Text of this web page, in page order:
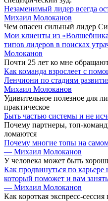
Незаменимый лидер всегда
Михаил Молоканов
Чем опасен сильный лидер
Мои клиенты из
типов лидеров в поисках
Молоканов
Почти 25 лет ко мне
Как команда взрослеет с
Ленчиони по стадиям
Михаил Молоканов
Удивительное полезное для
практическое
Быть частью системы и не
Почему партнеры, топ-
ломаются
Почему многие топы на
— Михаил Молоканов
У человека может быть
Как продвинуться по карьере
который поможет и вам
— Михаил Молоканов
Как короткая экспресс-